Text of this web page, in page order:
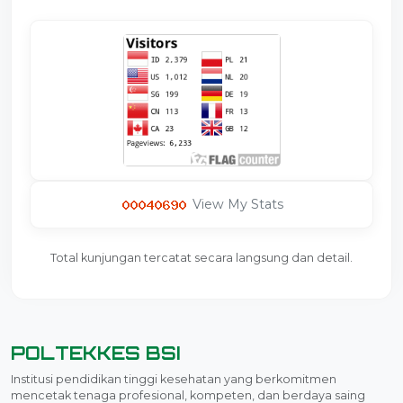
View My Stats
Total kunjungan tercatat secara langsung dan detail.
POLTEKKES BSI
Institusi pendidikan tinggi kesehatan yang berkomitmen
mencetak tenaga profesional, kompeten, dan berdaya saing